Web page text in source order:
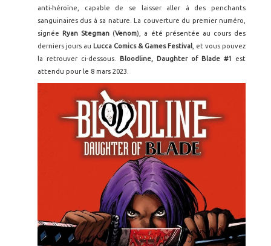
anti-héroïne, capable de se laisser aller à des penchants
sanguinaires dus à sa nature. La couverture du premier numéro,
signée
Ryan Stegman (Venom), a été présentée au cours des
derniers jours au Lucca Comics & Games Festival , et vous pouvez
la retrouver ci-dessous.
Bloodline, Daughter of Blade #1 est
attendu pour le 8 mars 2023.